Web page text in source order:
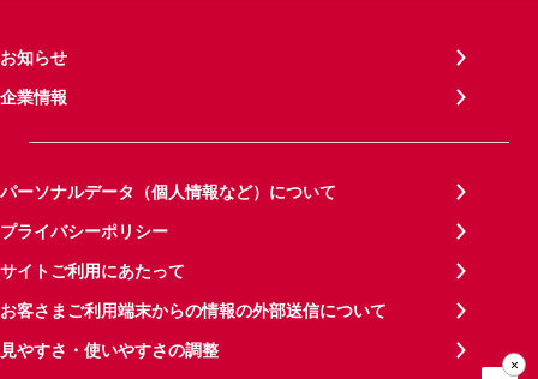
お知らせ
企業情報
パーソナルデータ（個人情報など）について
プライバシーポリシー
サイトご利用にあたって
お客さまご利用端末からの情報の外部送信について
見やすさ・使いやすさの調整